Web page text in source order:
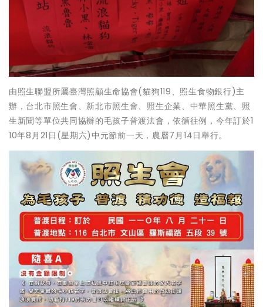
由照生聯盟所屬臺灣照顧生命協會(貓狗119、照生食物銀行)主
辦，台北市照生會、新北市照生會、照生企業、中華照生黨、照
生新聞等單位共同協辦的毛孩子普渡法會，依循往例，今年訂於1
10年8月21日(星期六)中元節前一天，農曆7月14日舉行。